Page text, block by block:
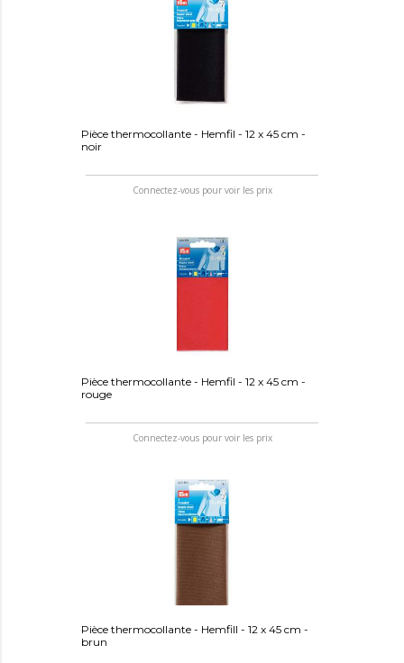
Pièce thermocollante - Hemfil - 12 x 45 cm -
noir
Connectez-vous pour voir les prix
Pièce thermocollante - Hemfil - 12 x 45 cm -
rouge
Connectez-vous pour voir les prix
Pièce thermocollante - Hemfill - 12 x 45 cm -
brun